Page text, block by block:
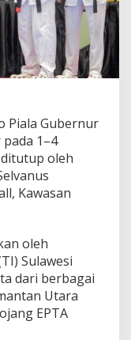
Piala Gubernur
1–4
oleh
Kawasan
oleh
Sulawesi
dari berbagai
Utara
EPTA